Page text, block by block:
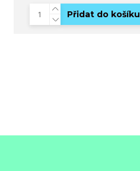
Přidat do košíku